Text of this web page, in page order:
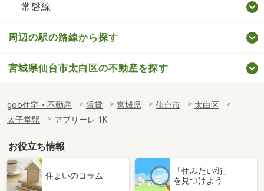
常磐線
周辺の駅の路線から探す
宮城県仙台市太白区の不動産を探す
goo住宅・不動産 賃貸 宮城県 仙台市
太白区
太子堂駅
アプリーレ 1K
お役立ち情報
住まいのコラム
「住みたい街」
を見つけよう